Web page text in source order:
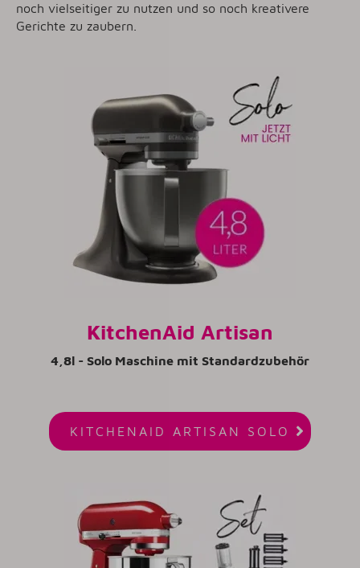
noch vielseitiger zu nutzen und so noch kreativere
Gerichte zu zaubern.
KitchenAid Artisan
4,8l - Solo Maschine mit Standardzubehör
KITCHENAID ARTISAN SOLO 